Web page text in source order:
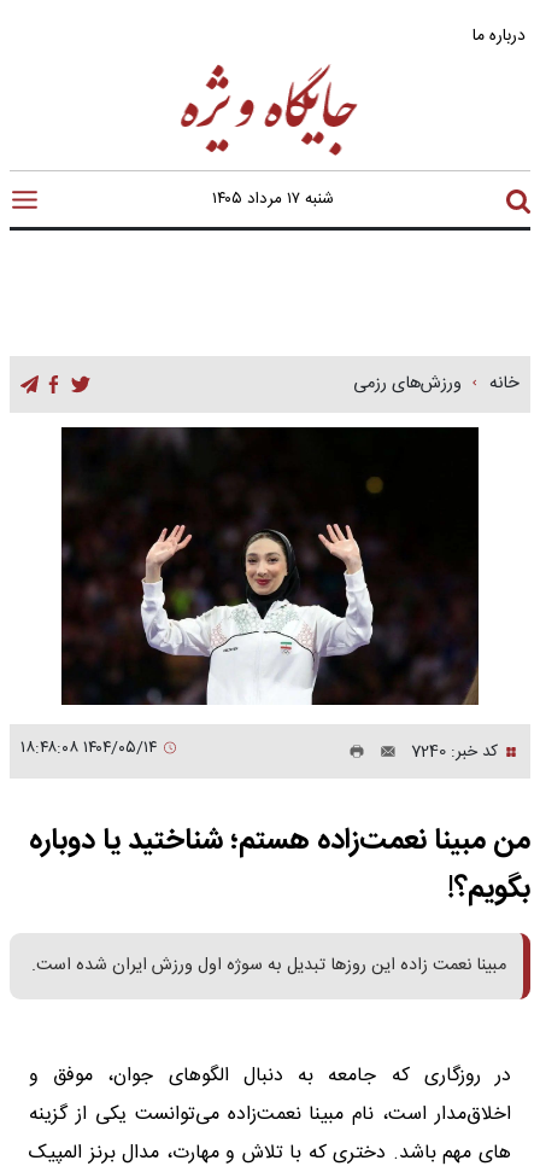
درباره ما
شنبه ۱۷ مرداد ۱۴۰۵
خانه ورزش‌های رزمی
کد خبر: 7240
من مبینا نعمت‌‌زاده هستم؛ شناختید یا دوباره
بگویم؟!
مبینا نعمت زاده این روزها تبدیل به سوژه اول ورزش ایران شده است.
در روزگاری که جامعه به دنبال الگوهای جوان، موفق و
اخلاق‌مدار است، نام مبینا نعمت‌زاده می‌توانست یکی از گزینه
های مهم باشد. دختری که با تلاش و مهارت، مدال برنز المپیک